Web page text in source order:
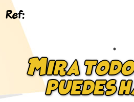
Ref:
Mira
puedes